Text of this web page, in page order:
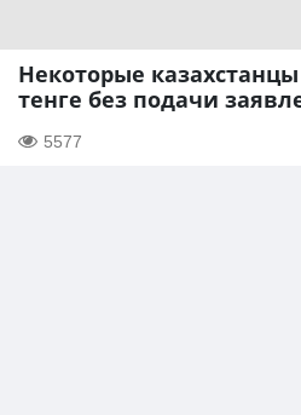
Некоторые
тенге без подачи
5577